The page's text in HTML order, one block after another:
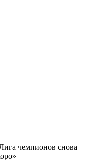
чемпионов снова